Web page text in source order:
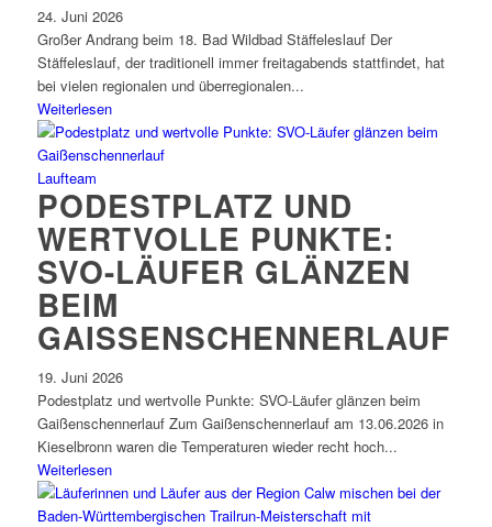
24. Juni 2026
Großer Andrang beim 18. Bad Wildbad Stäffeleslauf Der
Stäffeleslauf, der traditionell immer freitagabends stattfindet, hat
bei vielen regionalen und überregionalen...
Weiterlesen
Laufteam
PODESTPLATZ UND
WERTVOLLE PUNKTE:
SVO-LÄUFER GLÄNZEN
BEIM
GAISSENSCHENNERLAUF
19. Juni 2026
Podestplatz und wertvolle Punkte: SVO-Läufer glänzen beim
Gaißenschennerlauf Zum Gaißenschennerlauf am 13.06.2026 in
Kieselbronn waren die Temperaturen wieder recht hoch...
Weiterlesen